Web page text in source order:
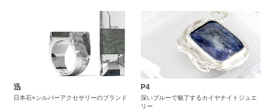
迅
日本石×シルバーアクセサリーのブランド
P4
深いブルーで魅了するカイヤナイトジュエ
リー